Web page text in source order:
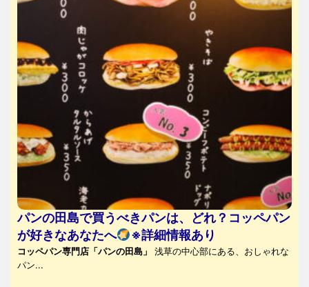
パンの田島で買うべきパンは、どれ？コッペパン
が好きなあなたへ
※詳細情報あり
コッペパン専門店「パンの田島」
浅草の中心部にある、おしゃれな
パン...